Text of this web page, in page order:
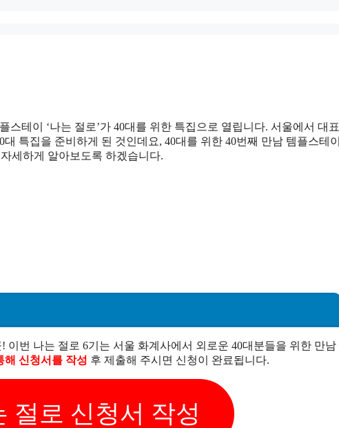
스테이 ‘나는 절로’가 40대를 위한 특집으로 열립니다. 서울에서 대표
특집을 준비하게 된 것인데요, 40대를 위한 40번째 만남 템플스테이
세하게 알아보도록 하겠습니다.
이번 나는 절로 6기는 서울 화계사에서 외로운 40대분들을 위한 만남
해 신청서를 작성 후 제출해 주시면 신청이 완료됩니다.
절로 신청서 작성